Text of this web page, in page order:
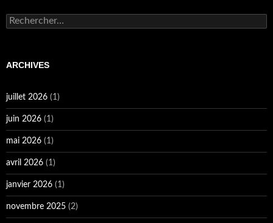
Rechercher :
ARCHIVES
juillet 2026 (1)
juin 2026 (1)
mai 2026 (1)
avril 2026 (1)
janvier 2026 (1)
novembre 2025 (2)